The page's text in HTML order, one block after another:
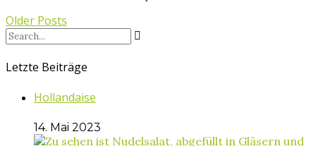
Older Posts
Letzte Beiträge
Hollandaise
14. Mai 2023